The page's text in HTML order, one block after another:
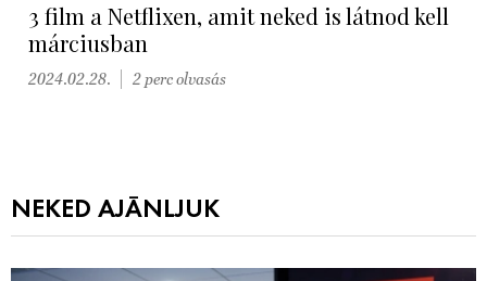
3 film a Netflixen, amit neked is látnod kell
márciusban
2024.02.28. 2 perc olvasás
NEKED AJÁNLJUK